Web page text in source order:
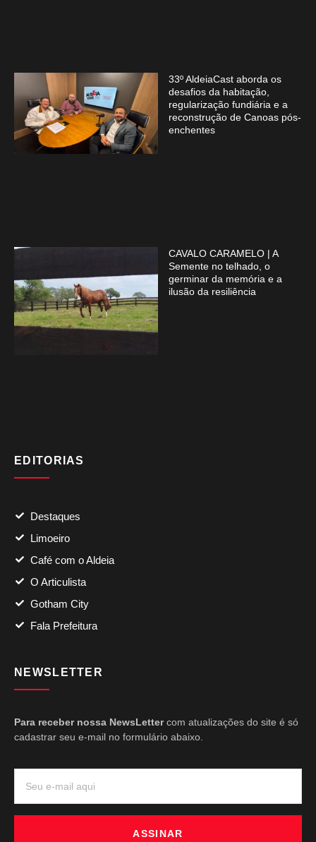
33º AldeiaCast aborda os
desafios da habitação,
regularização fundiária e a
reconstrução de Canoas pós-
enchentes
CAVALO CARAMELO | A
Semente no telhado, o
germinar da memória e a
ilusão da resiliência
EDITORIAS
Destaques
Limoeiro
Café com o Aldeia
O Articulista
Gotham City
Fala Prefeitura
NEWSLETTER
Para receber nossa NewsLettercom atualizações do site é só
cadastrar seu e-mail no formulário abaixo.
ASSINAR